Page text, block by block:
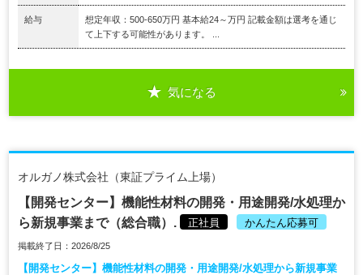
給与
想定年収：500-650万円 基本給24～万円 記載金額は選考を通じ
て上下する可能性があります。 ...
気になる
オルガノ株式会社（東証プライム上場）
【開発センター】機能性材料の開発・用途開発/水処理か
ら新規事業まで（総合職）.
正社員 かんたん応募可
掲載終了日：2026/8/25
【開発センター】機能性材料の開発・用途開発/水処理から新規事業